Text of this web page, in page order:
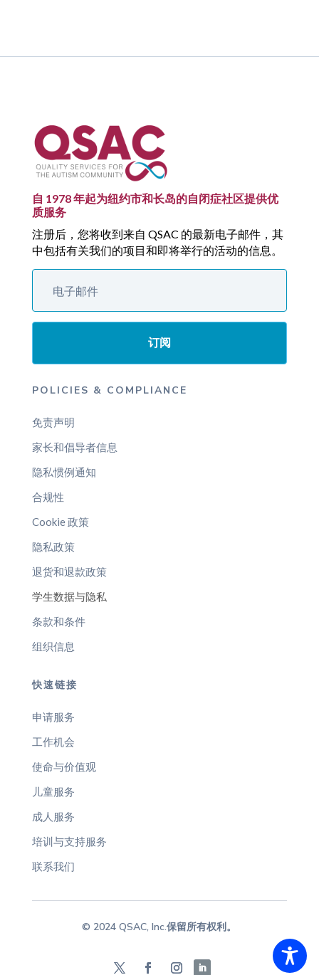
自 1978 年起为纽约市和长岛的自闭症社区提供优
质服务
注册后，您将收到来自 QSAC 的最新电子邮件，其
中包括有关我们的项目和即将举行的活动的信息。
订阅
POLICIES & COMPLIANCE
免责声明
家长和倡导者信息
隐私惯例通知
合规性
Cookie 政策
隐私政策
退货和退款政策
学生数据与隐私
条款和条件
组织信息
快速链接
申请服务
工作机会
使命与价值观
儿童服务
成人服务
培训与支持服务
联系我们
© 2024 QSAC, Inc.保留所有权利。